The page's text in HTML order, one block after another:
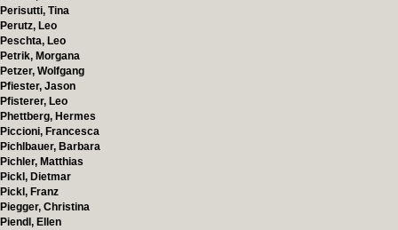
Perisutti, Tina
Perutz, Leo
Peschta, Leo
Petrik, Morgana
Petzer, Wolfgang
Pfiester, Jason
Pfisterer, Leo
Phettberg, Hermes
Piccioni, Francesca
Pichlbauer, Barbara
Pichler, Matthias
Pickl, Dietmar
Pickl, Franz
Piegger, Christina
Piendl, Ellen